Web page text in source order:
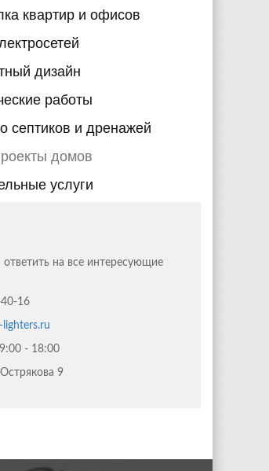
квартир и офисов
дизайн
работы
септиков и дренажей
домов
услуги
на все интересующие
16
lighters.ru
9:00 - 18:00
9